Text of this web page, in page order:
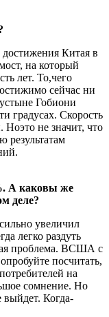
Китая в
на который
лет. То,чего
сейчас ни
Гобиони
градусах. Скорость
Ноэто не значит, что
результатам
А каковы же
деле?
увеличил
легко раздуть
проблема. ВСША с
посчитать,
на
сомнение. Но
выйдет. Когда-